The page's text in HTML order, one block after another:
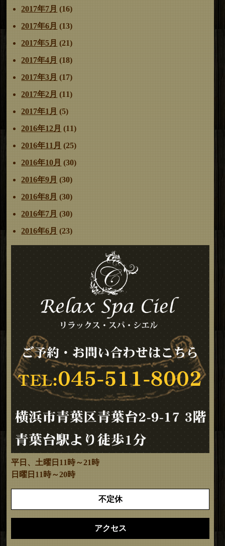
2017年7月 (16)
2017年6月 (13)
2017年5月 (21)
2017年4月 (18)
2017年3月 (17)
2017年2月 (11)
2017年1月 (5)
2016年12月 (11)
2016年11月 (25)
2016年10月 (30)
2016年9月 (30)
2016年8月 (30)
2016年7月 (30)
2016年6月 (23)
平日、土曜日11時～21時
日曜日11時～20時
不定休
アクセス